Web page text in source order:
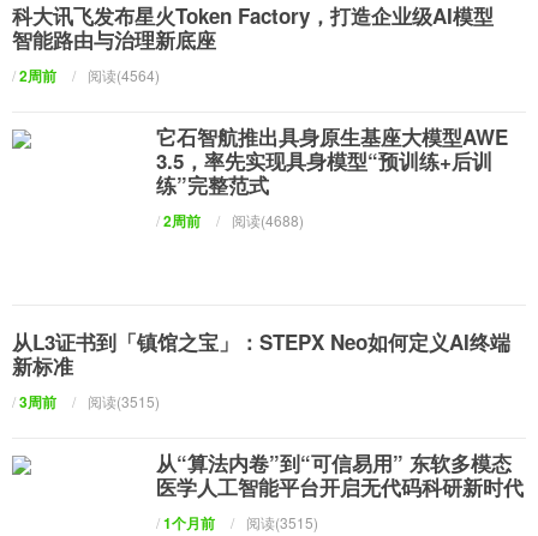
科大讯飞发布星火Token Factory，打造企业级AI模型
智能路由与治理新底座
/2周前 / 阅读(4564)
它石智航推出具身原生基座大模型AWE
3.5，率先实现具身模型“预训练+后训
练”完整范式
/2周前 / 阅读(4688)
从L3证书到「镇馆之宝」：STEPX Neo如何定义AI终端
新标准
/3周前 / 阅读(3515)
从“算法内卷”到“可信易用” 东软多模态
医学人工智能平台开启无代码科研新时代
/1个月前 / 阅读(3515)